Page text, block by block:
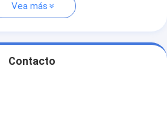
Vea más
Contacto